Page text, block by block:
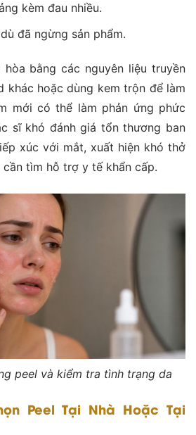
kèm đau nhiều.
đã ngừng sản phẩm.
hòa bằng các nguyên liệu truyền
khác hoặc dùng kem trộn để làm
mới có thể làm phản ứng phức
sĩ khó đánh giá tổn thương ban
xúc với mắt, xuất hiện khó thở
tìm hỗ trợ y tế khẩn cấp.
peel và kiểm tra tình trạng da
Peel Tại Nhà Hoặc Tại